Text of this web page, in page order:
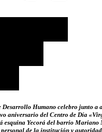
Humano celebro junto a
aniversario del Centro de Día
esquina Yecorá del barrio Mariano
de la institución y